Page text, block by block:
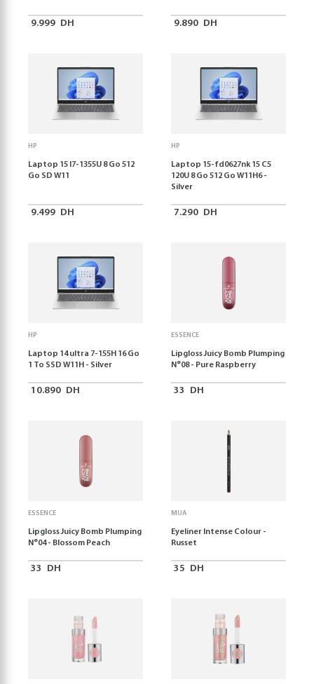
9.999 DH 9.890 DH
HP
Laptop 15 I7-1355U 8 Go 512
Go SD W11
9.499 DH
HP
Laptop 15-fd0627nk 15 C5
120U 8 Go 512 Go W11H6 -
Silver
7.290 DH
HP
Laptop 14 ultra 7-155H 16 Go
1 To SSD W11H - Silver
10.890 DH
ESSENCE
Lipgloss Juicy Bomb Plumping
N°08 - Pure Raspberry
33 DH
ESSENCE
Lipgloss Juicy Bomb Plumping
N°04 - Blossom Peach
33 DH
MUA
Eyeliner Intense Colour -
Russet
35 DH